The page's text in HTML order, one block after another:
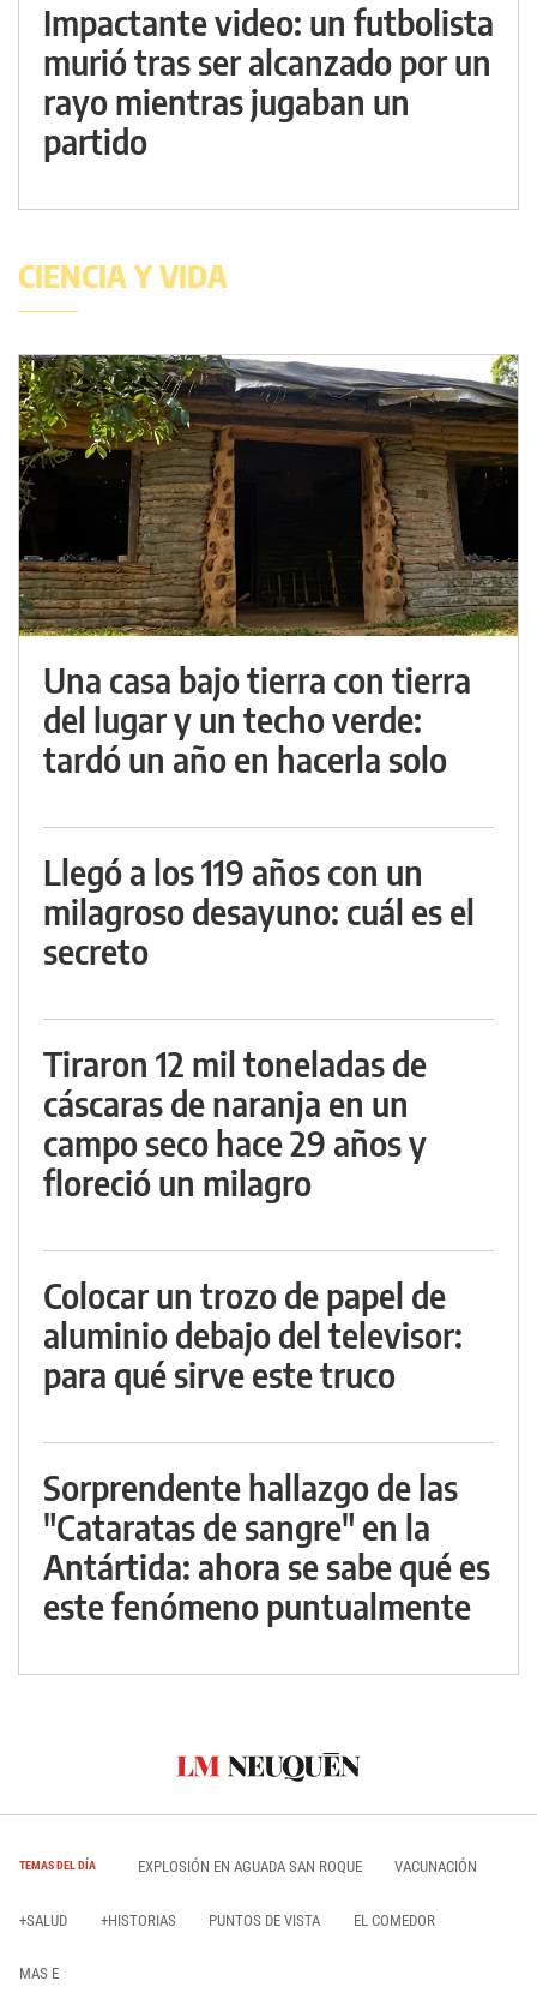
Impactante video: un futbolista
murió tras ser alcanzado por un
rayo mientras jugaban un
partido
CIENCIA Y VIDA
Una casa bajo tierra con tierra
del lugar y un techo verde:
tardó un año en hacerla solo
Llegó a los 119 años con un
milagroso desayuno: cuál es el
secreto
Tiraron 12 mil toneladas de
cáscaras de naranja en un
campo seco hace 29 años y
floreció un milagro
Colocar un trozo de papel de
aluminio debajo del televisor:
para qué sirve este truco
Sorprendente hallazgo de las
"Cataratas de sangre" en la
Antártida: ahora se sabe qué es
este fenómeno puntualmente
TEMAS DEL DÍA EXPLOSIÓN EN AGUADA SAN ROQUE VACUNACIÓN
+SALUD +HISTORIAS PUNTOS DE VISTA EL COMEDOR
MAS E